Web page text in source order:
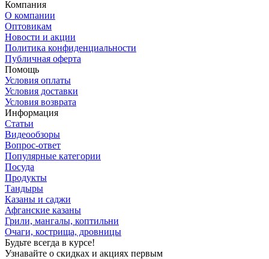
Компания
О компании
Оптовикам
Новости и акции
Политика конфиденциальности
Публичная оферта
Помощь
Условия оплаты
Условия доставки
Условия возврата
Информация
Статьи
Видеообзоры
Вопрос-ответ
Популярные категории
Посуда
Продукты
Тандыры
Казаны и саджи
Афганские казаны
Грили, мангалы, коптильни
Очаги, кострища, дровницы
Будьте всегда в курсе!
Узнавайте о скидках и акциях первым